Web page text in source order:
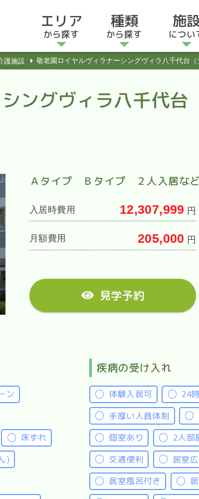
エリア
から探す
種類
から探す
施
につい
護施設 敬老園ロイヤルヴィラナーシングヴィラ八千代台
ングヴィラ八千代台
Ａタイプ Ｂタイプ ２人入居な
入居時費用 12,307,999 円
月額費用 205,000 円
見学予約
ン
床ずれ
)
疾病の受け入れ
体験入居可 24
手厚い人員体制
個室あり
2人部
交通便利
居室
居室風呂付き